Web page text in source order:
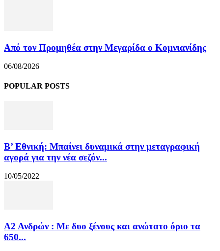
Από τον Προμηθέα στην Μεγαρίδα ο Κομνιανίδης
06/08/2026
POPULAR POSTS
Β’ Εθνική: Μπαίνει δυναμικά στην μεταγραφική
αγορά για την νέα σεζόν...
10/05/2022
Α2 Ανδρών : Με δυο ξένους και ανώτατο όριο τα
650...